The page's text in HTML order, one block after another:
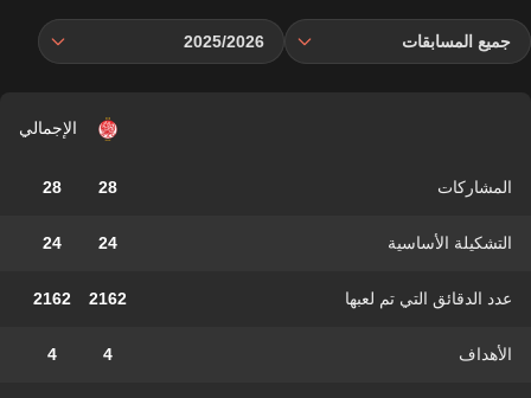
جميع المسابقات 2025/2026
الإجمالي
المشاركات 28
28
التشكيلة الأساسية 24
24
عدد الدقائق التي تم لعبها 2162
2162
الأهداف 4
4